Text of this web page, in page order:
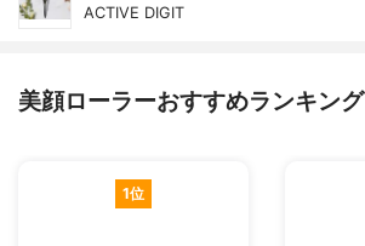
ACTIVE DIGIT
美顔ローラーおすすめランキング
1位